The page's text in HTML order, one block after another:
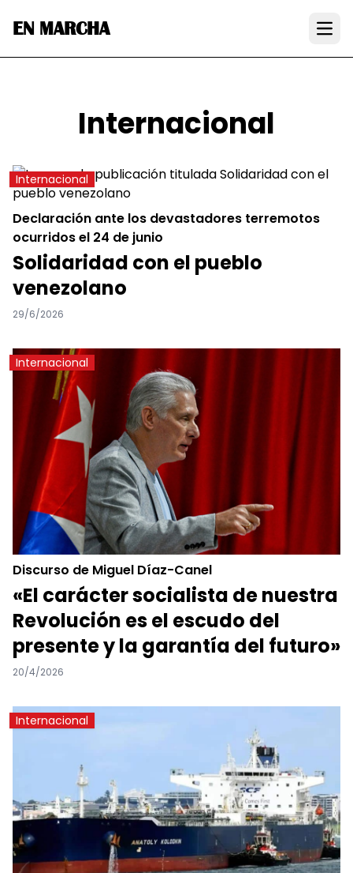
EN MARCHA
Internacional
Internacional
Declaración ante los devastadores terremotos
ocurridos el 24 de junio
Solidaridad con el pueblo
venezolano
29/6/2026
Internacional
Discurso de Miguel Díaz-Canel
«El carácter socialista de nuestra
Revolución es el escudo del
presente y la garantía del futuro»
20/4/2026
Internacional